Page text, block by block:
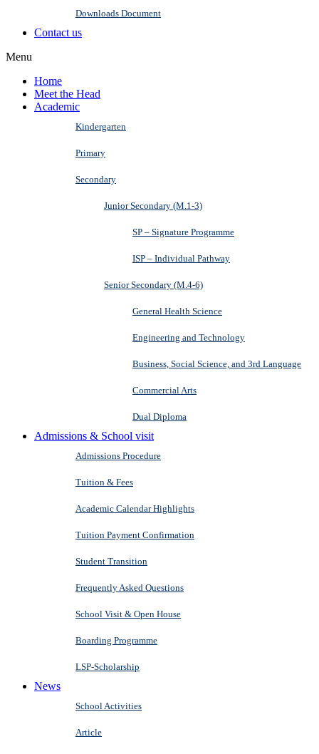
Downloads Document
Contact us
Menu
Home
Meet the Head
Academic
Kindergarten
Primary
Secondary
Junior Secondary (M.1-3)
SP – Signature Programme
ISP – Individual Pathway
Senior Secondary (M.4-6)
General Health Science
Engineering and Technology
Business, Social Science, and 3rd Language
Commercial Arts
Dual Diploma
Admissions & School visit
Admissions Procedure
Tuition & Fees
Academic Calendar Highlights
Tuition Payment Confirmation
Student Transition
Frequently Asked Questions
School Visit & Open House
Boarding Programme
LSP-Scholarship
News
School Activities
Article